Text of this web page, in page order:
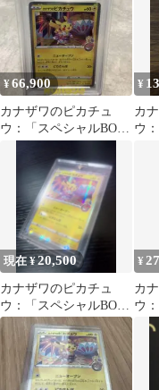
¥66,900
カナザワのピカチュ
ウ：「スペシャルBOX
ザワオープン記念…
¥
カ
ウ
ポ
ザ
現在 ¥20,500
カナザワのピカチュ
ウ：「スペシャルBOX
ポケモンセンターカナ
ザワオープン記念
¥
カ
ウ
ポ
ザ